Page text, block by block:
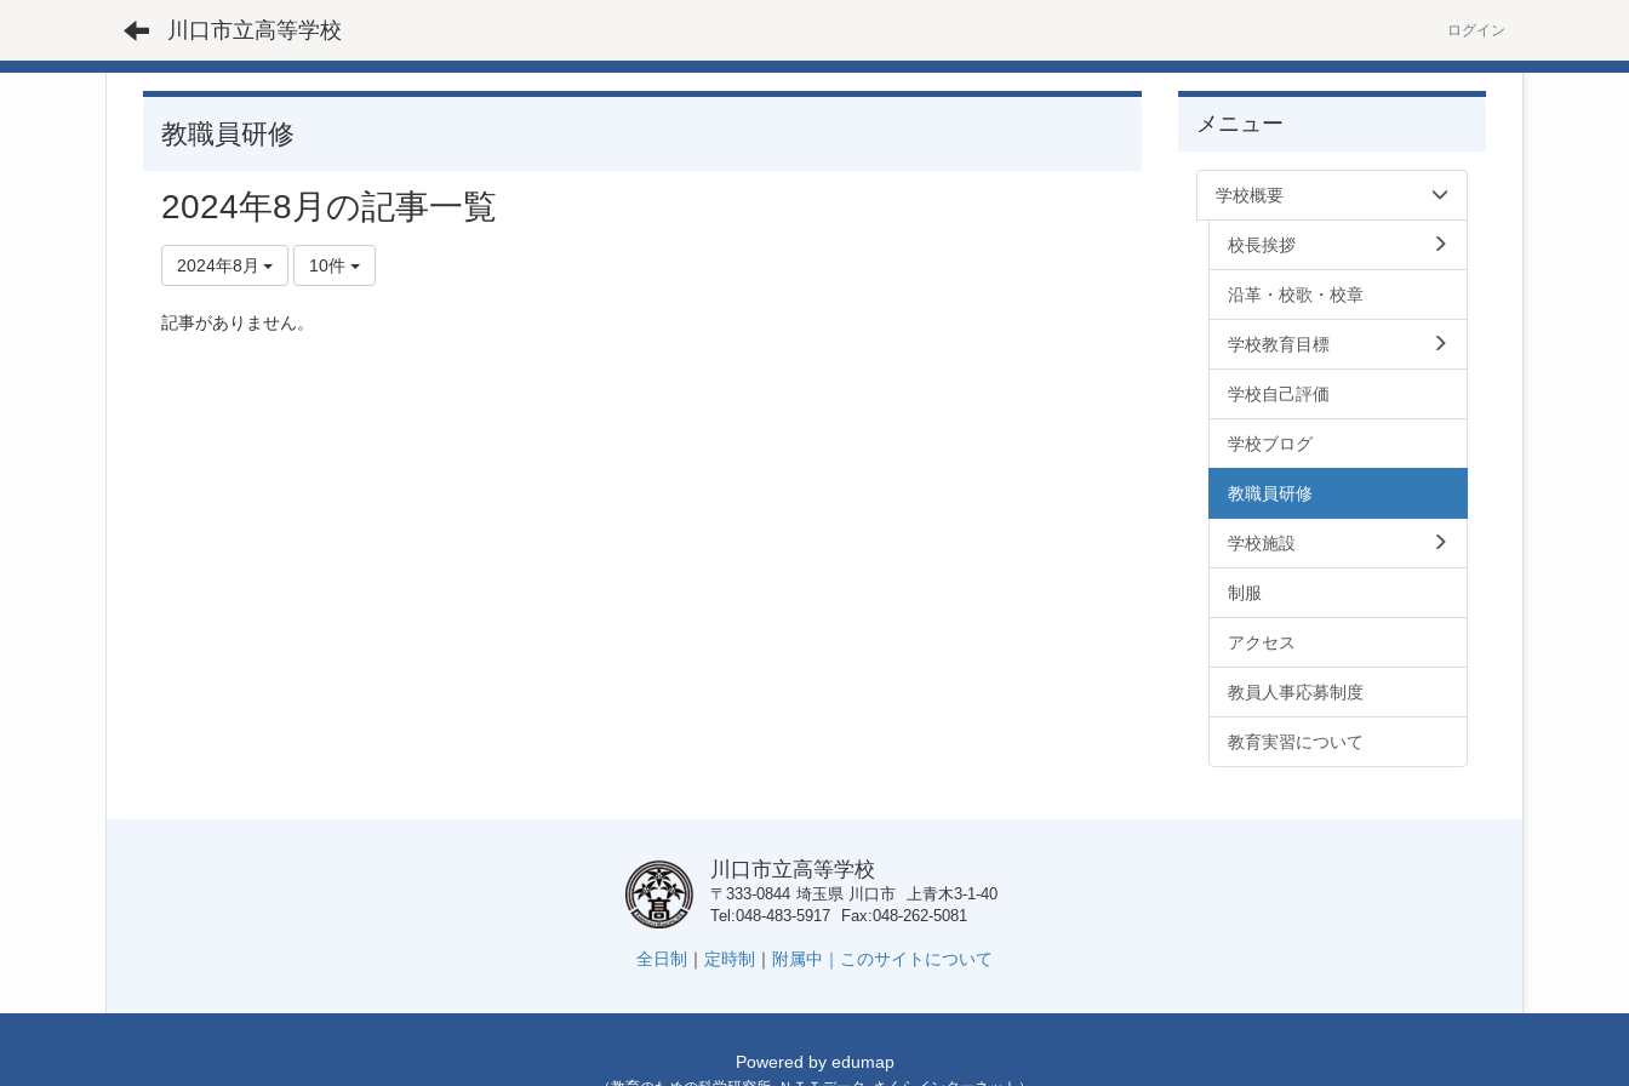
川口市立高等学校 ログイン
教職員研修
2024年8月の記事一覧
2024年8月 10件
記事がありません。
メニュー
学校概要
校長挨拶
沿革・校歌・校章
学校教育目標
学校自己評価
学校ブログ
教職員研修
学校施設
制服
アクセス
教員人事応募制度
教育実習について
川口市立高等学校
〒333-0844 埼玉県 川口市 上青木3-1-40
Tel 048-483-5917 Fax 048-262-5081
全日制 ｜ 定時制 ｜ 附属中｜ このサイトについて
Powered by edumap